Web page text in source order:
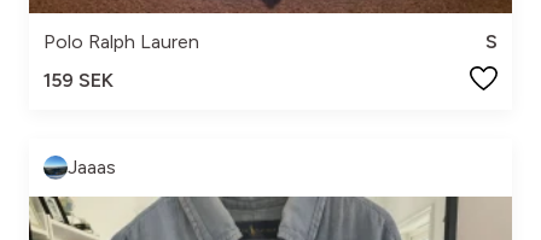
Polo Ralph Lauren
S
159 SEK
Jaaas